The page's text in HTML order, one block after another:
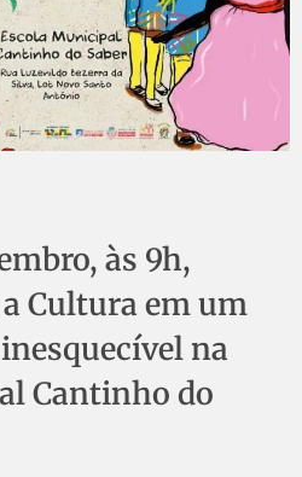
às 9h,
Cultura em um
na
Cantinho do